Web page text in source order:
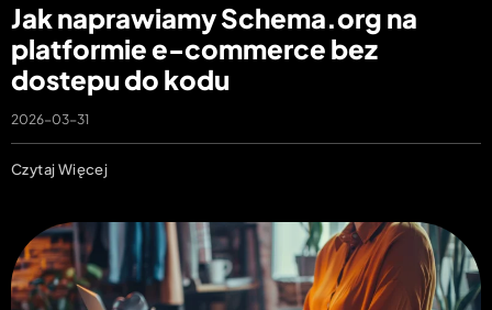
Jak naprawiamy Schema.org na
platformie e-commerce bez
dostepu do kodu
2026-03-31
Czytaj Więcej